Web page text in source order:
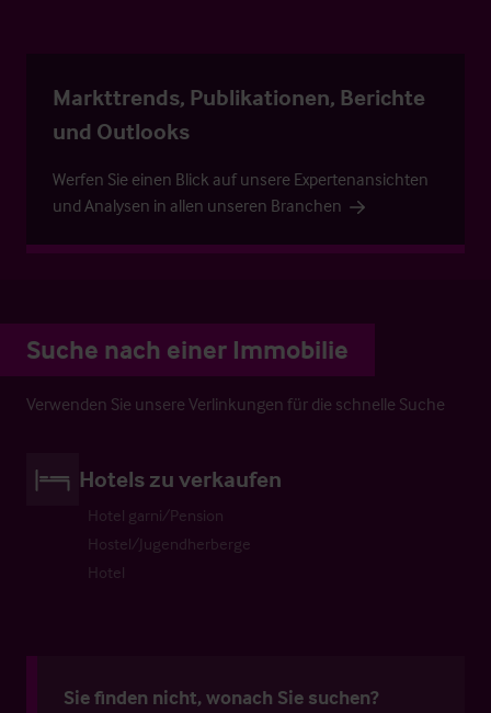
Markttrends, Publikationen, Berichte
und Outlooks
Werfen Sie einen Blick auf unsere Expertenansichten
und Analysen in allen unseren Branchen
Suche nach einer Immobilie
Verwenden Sie unsere Verlinkungen für die schnelle Suche
Hotels zu verkaufen
Hotel garni/Pension
Hostel/Jugendherberge
Hotel
Sie finden nicht, wonach Sie suchen?